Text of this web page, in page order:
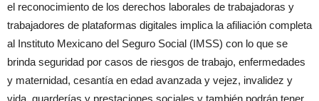
el reconocimiento de los derechos laborales de trabajadoras y
trabajadores de plataformas digitales implica la afiliación completa
al Instituto Mexicano del Seguro Social (IMSS) con lo que se
brinda seguridad por casos de riesgos de trabajo, enfermedades
y maternidad, cesantía en edad avanzada y vejez, invalidez y